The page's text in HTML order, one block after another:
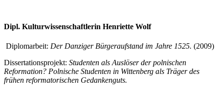
Dipl. Kulturwissenschaftlerin Henriette Wolf
Diplomarbeit: Der Danziger Bürgeraufstand im Jahre 1525. (2009)
Dissertationsprojekt: Studenten als Auslöser der polnischen
Reformation? Polnische Studenten in Wittenberg als Träger des
frühen reformatorischen Gedankenguts.